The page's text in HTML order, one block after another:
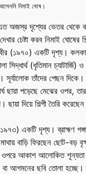
নিমাই ঘোষ।
অজস্র দৃশ্যের ভেতর থেকে
চেষ্টা করব নিমাই ঘোষের
(১৯৭০) একটি দৃশ্য।
সিদ্ধার্থ (ধৃতিমান চ্যাটার্জি)
সূর্যালোক তাঁদের পেছন
ছায়া পড়েছে মেঝের ওপর,
ছায়া দিয়ে শিল্পী তৈরি
একটি দৃশ্য। ব্রাহ্মণ
মাথায় বাড়ি ফিরছেন ছোট-বড়
ওপরে আকাশ আলোকিত শূন্যতা
আগমনের ছবি তোলা হচ্ছে।